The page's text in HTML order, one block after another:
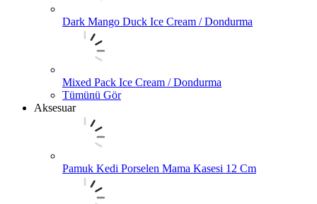
Dark Mango Duck Ice Cream / Dondurma
Mixed Pack Ice Cream / Dondurma
Tümünü Gör
Aksesuar
Pamuk Kedi Porselen Mama Kasesi 12 Cm